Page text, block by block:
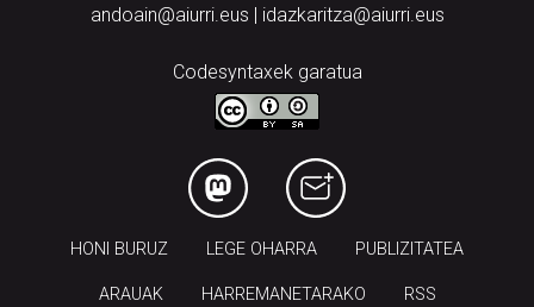
andoain@aiurri.eus | idazkaritza@aiurri.eus
Codesyntaxek garatua
HONI BURUZ LEGE OHARRA PUBLIZITATEA
ARAUAK HARREMANETARAKO RSS